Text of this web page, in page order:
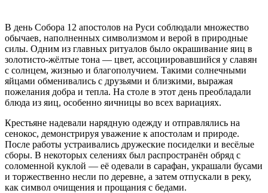
В день Собора 12 апостолов на Руси соблюдали множество
обычаев, наполненных символизмом и верой в природные
силы. Одним из главных ритуалов было окрашивание яиц в
золотисто-жёлтые тона — цвет, ассоциировавшийся у славян
с солнцем, жизнью и благополучием. Такими солнечными
яйцами обменивались с друзьями и близкими, выражая
пожелания добра и тепла. На столе в этот день преобладали
блюда из яиц, особенно яичницы во всех вариациях.
Крестьяне надевали нарядную одежду и отправлялись на
сенокос, демонстрируя уважение к апостолам и природе.
После работы устраивались дружеские посиделки и весёлые
сборы. В некоторых селениях был распространён обряд с
соломенной куклой — её одевали в сарафан, украшали бусами
и торжественно несли по деревне, а затем отпускали в реку,
как символ очищения и прощания с бедами.